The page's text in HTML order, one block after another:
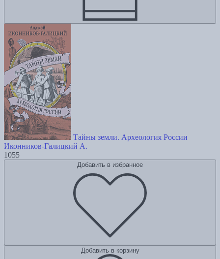
Тайны земли. Археология России
Иконников-Галицкий А.
1055
Добавить в избранное
Добавить в корзину